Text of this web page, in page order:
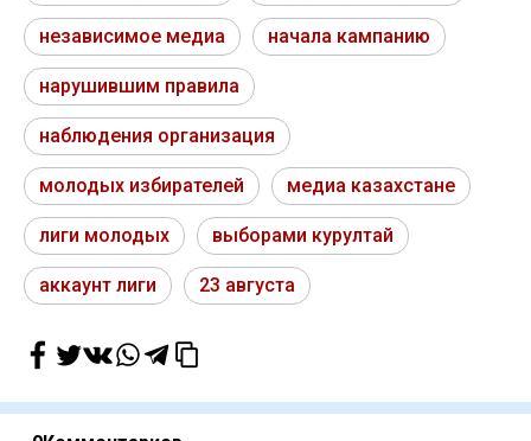
независимое медиа начала кампанию
нарушившим правила
наблюдения организация
молодых избирателей медиа казахстане
лиги молодых выборами курултай
аккаунт лиги 23 августа